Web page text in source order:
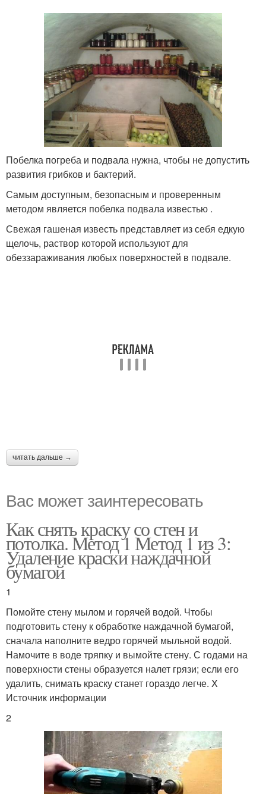
Побелка погреба и подвала нужна, чтобы не допустить
развития грибков и бактерий.
Самым доступным, безопасным и проверенным
методом является побелка подвала известью .
Свежая гашеная известь представляет из себя едкую
щелочь, раствор которой используют для
обеззараживания любых поверхностей в подвале.
читать дальше →
Вас может заинтересовать
Как снять краску со стен и
потолка. Метод 1 Метод 1 из 3:
Удаление краски наждачной
бумагой
1
Помойте стену мылом и горячей водой. Чтобы
подготовить стену к обработке наждачной бумагой,
сначала наполните ведро горячей мыльной водой.
Намочите в воде тряпку и вымойте стену. С годами на
поверхности стены образуется налет грязи; если его
удалить, снимать краску станет гораздо легче. X
Источник информации
2